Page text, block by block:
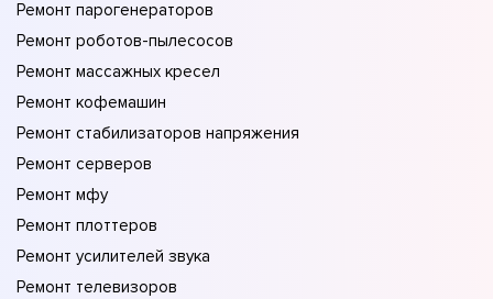
Ремонт парогенераторов
Ремонт роботов-пылесосов
Ремонт массажных кресел
Ремонт кофемашин
Ремонт стабилизаторов напряжения
Ремонт серверов
Ремонт мфу
Ремонт плоттеров
Ремонт усилителей звука
Ремонт телевизоров